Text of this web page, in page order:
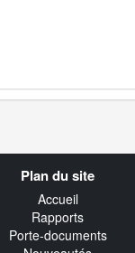
Plan du site
Accueil
Rapports
Porte-documents